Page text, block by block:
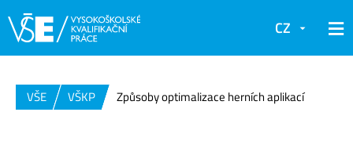
CZ
VŠE VŠKP Způsoby optimalizace herních aplikací